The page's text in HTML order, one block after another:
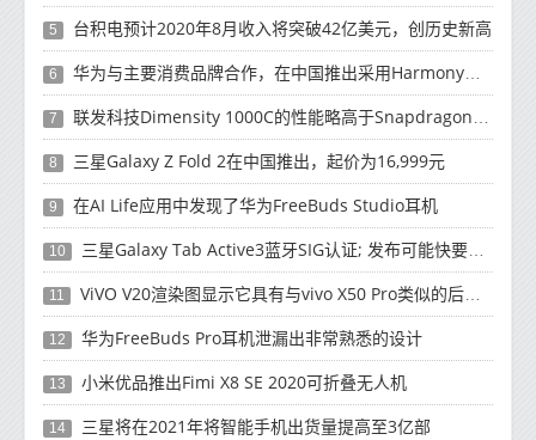
5 台积电预计2020年8月收入将突破42亿美元，创历史新高
6 华为与主要消费品牌合作，在中国推出采用HarmonyOS 2.0的智能家居产品
7 联发科技Dimensity 1000C的性能略高于Snapdragon 765G
8 三星Galaxy Z Fold 2在中国推出，起价为16,999元
9 在AI Life应用中发现了华为FreeBuds Studio耳机
10 三星Galaxy Tab Active3蓝牙SIG认证; 发布可能快要结束了
11 ViVO V20渲染图显示它具有与vivo X50 Pro类似的后部设计
12 华为FreeBuds Pro耳机泄漏出非常熟悉的设计
13 小米优品推出Fimi X8 SE 2020可折叠无人机
14 三星将在2021年将智能手机出货量提高至3亿部